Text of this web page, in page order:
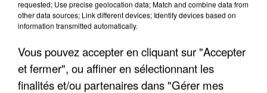
APRÈS TOUTES CES CANICULES, LES REFUGES
DE FAUNE SAUVAGE SONT...
requested; Use precise geolocation data; Match and combine data from
other data sources; Link different devices; Identify devices based on
information transmitted automatically.
Vous pouvez accepter en cliquant sur "Accepter
et fermer", ou affiner en sélectionnant les
finalités et/ou partenaires dans "Gérer mes